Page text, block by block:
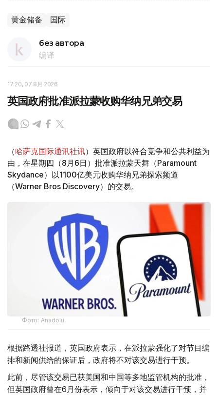
黄金储备 国际
без автора
编译
17:20, 07 8月 2026
英国政府批准派拉蒙收购华纳兄弟交易
（哈萨克国际通讯社讯）英国政府以符合竞争和公共利益为
由，在星期四（8月6日）批准派拉蒙天舞（Paramount
Skydance）以1100亿美元收购华纳兄弟探索频道
（Warner Bros Discovery）的交易。
Фото: Аnadolu
根据路透社报道，英国政府表示，在派拉蒙强化了对节目编
排和新闻供给的保证后，政府将不对该交易进行干预。
此前，尽管该交易已获美国和中国等多地监管机构的批准，
但英国政府曾在6月份表示，倾向于对该交易进行干预，并